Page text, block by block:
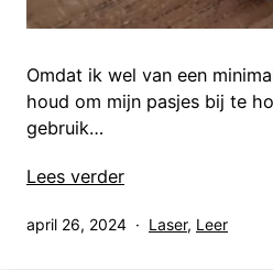
Omdat ik wel van een
houd om mijn pasjes bij te
gebruik…
Lees verderKaartenhouders
Gepubliceerd
april 26, 2024
Gecategoriseerd
Laser, Leer